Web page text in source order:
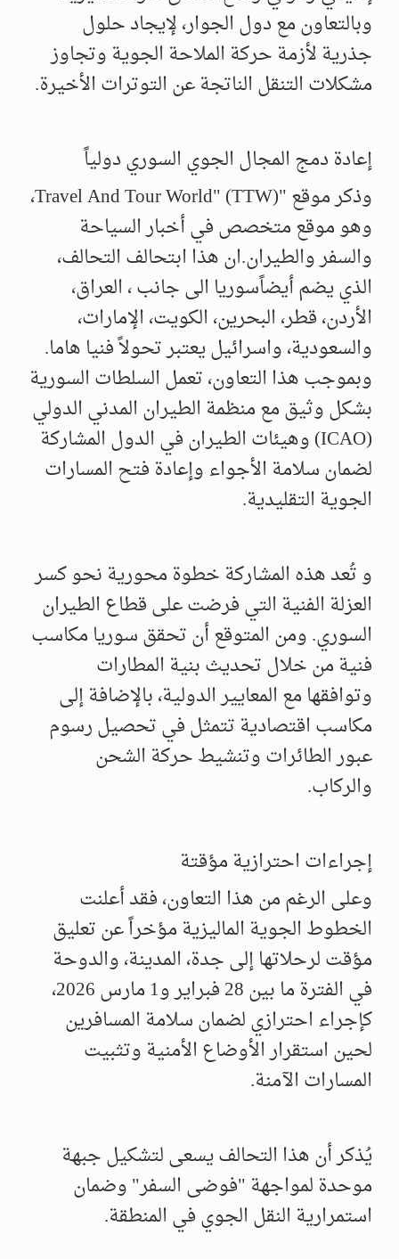
وبالتعاون مع دول الجوار، لإيجاد حلول
جذرية لأزمة حركة الملاحة الجوية وتجاوز
مشكلات التنقل الناتجة عن التوترات الأخيرة.
​إعادة دمج المجال الجوي السوري دولياً
وذكر موقع "Travel And Tour World" (TTW)،
وهو موقع متخصص في أخبار السياحة
والسفر والطيران.ان هذا ابتحالف التحالف،
الذي يضم أيضاًسوريا الى جانب ، العراق،
الأردن، قطر، البحرين، الكويت، الإمارات،
والسعودية، واسرائيل يعتبر تحولاً فنيا هاما.
وبموجب هذا التعاون، تعمل السلطات السورية
بشكل وثيق مع منظمة الطيران المدني الدولي
(ICAO) وهيئات الطيران في الدول المشاركة
لضمان سلامة الأجواء وإعادة فتح المسارات
الجوية التقليدية.
و تُعد هذه المشاركة خطوة محورية نحو كسر
العزلة الفنية التي فرضت على قطاع الطيران
السوري. ومن المتوقع أن تحقق سوريا مكاسب
فنية من خلال تحديث بنية المطارات
وتوافقها مع المعايير الدولية، بالإضافة إلى
مكاسب اقتصادية تتمثل في تحصيل رسوم
عبور الطائرات وتنشيط حركة الشحن
والركاب.
​إجراءات احترازية مؤقتة
وعلى الرغم من هذا التعاون، فقد أعلنت
الخطوط الجوية الماليزية مؤخراً عن تعليق
مؤقت لرحلاتها إلى جدة، المدينة، والدوحة
في الفترة ما بين 28 فبراير و1 مارس 2026،
كإجراء احترازي لضمان سلامة المسافرين
لحين استقرار الأوضاع الأمنية وتثبيت
المسارات الآمنة.
​يُذكر أن هذا التحالف يسعى لتشكيل جبهة
موحدة لمواجهة "فوضى السفر" وضمان
استمرارية النقل الجوي في المنطقة.